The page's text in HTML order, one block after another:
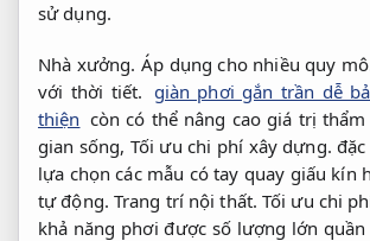
sử dụng.
Nhà xưởng. Áp dụng cho nhiều quy
với thời tiết. giàn phơi gắn trần dễ
thiện còn có thể nâng cao giá trị
gian sống, Tối ưu chi phí xây dựng.
lựa chọn các mẫu có tay quay giấu kín
tự động. Trang trí nội thất. Tối ưu chi
khả năng phơi được số lượng lớn quần